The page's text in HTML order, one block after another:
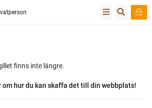
finns inte längre.
om hur du kan skaffa det till din webbplats!